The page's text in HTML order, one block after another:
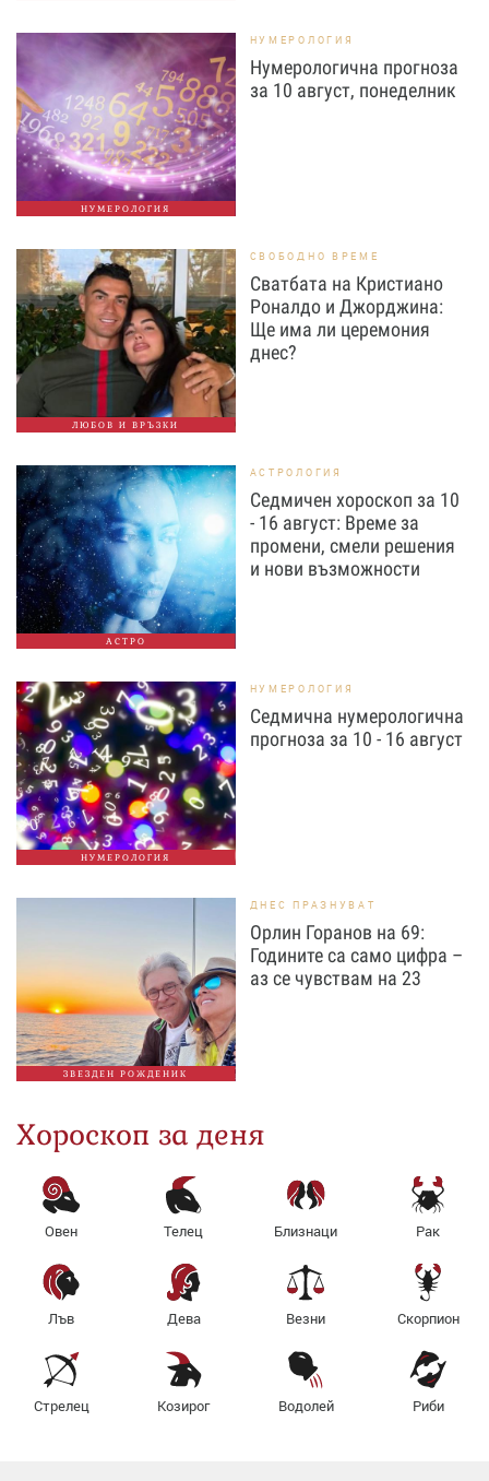
НУМЕРОЛОГИЯ
НУМЕРОЛОГИЯ
Нумерологична прогноза
за 10 август, понеделник
ЛЮБОВ И ВРЪЗКИ
СВОБОДНО ВРЕМЕ
Сватбата на Кристиано
Роналдо и Джорджина:
Ще има ли церемония
днес?
АСТРО
АСТРОЛОГИЯ
Седмичен хороскоп за 10
- 16 август: Време за
промени, смели решения
и нови възможности
НУМЕРОЛОГИЯ
НУМЕРОЛОГИЯ
Седмична нумерологична
прогноза за 10 - 16 август
ЗВЕЗДЕН РОЖДЕНИК
ДНЕС ПРАЗНУВАТ
Орлин Горанов на 69:
Годините са само цифра –
аз се чувствам на 23
Хороскоп за деня
Овен Телец Близнаци Рак
Лъв Дева Везни Скорпион
Стрелец Козирог Водолей Риби